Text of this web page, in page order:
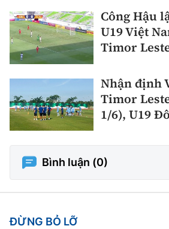
Công Hậu
U19 Việt
Timor
Nhận định
Timor
1/6), U19
Bình luận (0)
ĐỪNG BỎ LỠ